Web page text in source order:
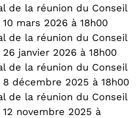
de la réunion du Conseil
mars 2026 à 18h00
de la réunion du Conseil
janvier 2026 à 18h00
de la réunion du Conseil
décembre 2025 à 18h00
de la réunion du Conseil
novembre 2025 à